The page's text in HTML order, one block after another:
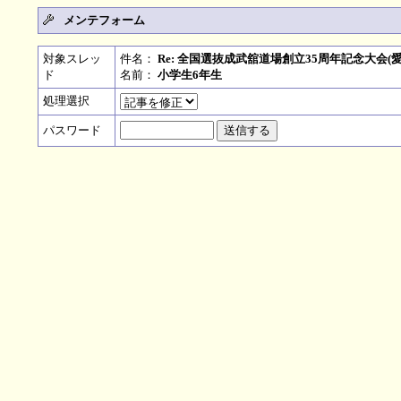
メンテフォーム
対象スレッ
ド
件名： Re: 全国選抜成武舘道場創立35周年記念大会(
名前： 小学生6年生
処理選択
パスワード